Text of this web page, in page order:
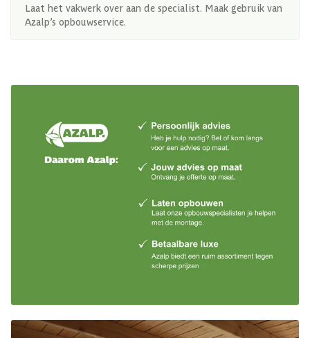
Laat het vakwerk over aan de specialist. Maak gebruik van
Azalp’s opbouwservice.